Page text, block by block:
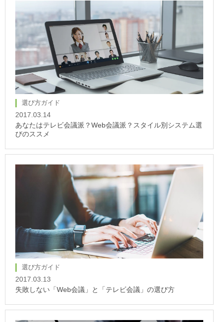
選び方ガイド
2017.03.14
あなたはテレビ会議派？Web会議派？スタイル別システム選
びのススメ
選び方ガイド
2017.03.13
失敗しない「Web会議」と「テレビ会議」の選び方